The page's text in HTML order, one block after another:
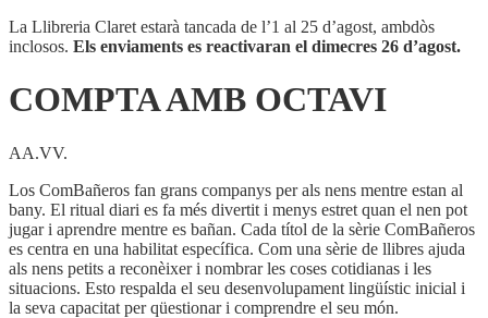
La Llibreria Claret estarà tancada de l’1 al 25 d’agost, ambdòs
inclosos. Els enviaments es reactivaran el dimecres 26 d’agost.
COMPTA AMB OCTAVI
AA.VV.
Los ComBañeros fan grans companys per als nens mentre estan al
bany. El ritual diari es fa més divertit i menys estret quan el nen pot
jugar i aprendre mentre es bañan. Cada títol de la sèrie ComBañeros
es centra en una habilitat específica. Com una sèrie de llibres ajuda
als nens petits a reconèixer i nombrar les coses cotidianas i les
situacions. Esto respalda el seu desenvolupament lingüístic inicial i
la seva capacitat per qüestionar i comprendre el seu món.